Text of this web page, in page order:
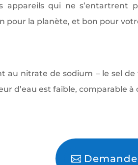
appareils qui ne s’entartrent
pour la planète, et bon pour
au nitrate de sodium – le sel
d’eau est faible, comparable